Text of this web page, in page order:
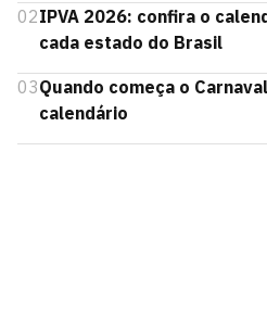
02IPVA 2026: confira o
cada estado do Brasil
03Quando começa o
calendário